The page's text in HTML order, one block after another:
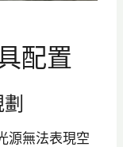
配置
源無法表現空